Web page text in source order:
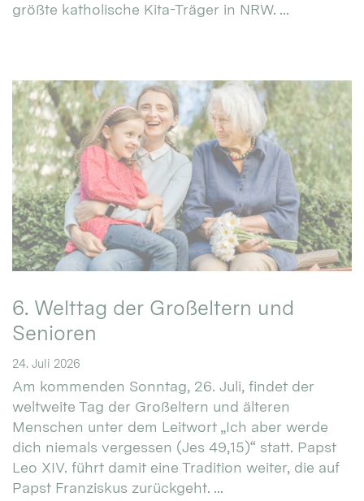
größte katholische Kita-Träger in NRW. ...
6. Welttag der Großeltern und
Senioren
24. Juli 2026
Am kommenden Sonntag, 26. Juli, findet der
weltweite Tag der Großeltern und älteren
Menschen unter dem Leitwort „Ich aber werde
dich niemals vergessen (Jes 49,15)“ statt. Papst
Leo XIV. führt damit eine Tradition weiter, die auf
Papst Franziskus zurückgeht. ...